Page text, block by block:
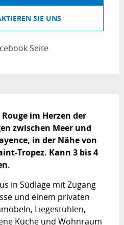
SIE UNS
Seite
im Herzen der
zwischen Meer und
in der Nähe von
Tropez. Kann 3 bis 4
in Südlage mit Zugang
und einem privaten
Liegestühlen,
Küche und Wohnraum